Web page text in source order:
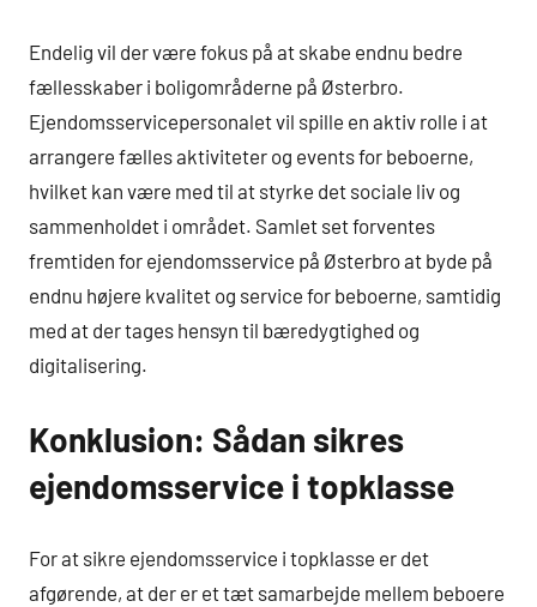
Endelig vil der være fokus på at skabe endnu bedre
fællesskaber i boligområderne på Østerbro.
Ejendomsservicepersonalet vil spille en aktiv rolle i at
arrangere fælles aktiviteter og events for beboerne,
hvilket kan være med til at styrke det sociale liv og
sammenholdet i området. Samlet set forventes
fremtiden for ejendomsservice på Østerbro at byde på
endnu højere kvalitet og service for beboerne, samtidig
med at der tages hensyn til bæredygtighed og
digitalisering.
Konklusion: Sådan sikres
ejendomsservice i topklasse
For at sikre ejendomsservice i topklasse er det
afgørende, at der er et tæt samarbejde mellem beboere